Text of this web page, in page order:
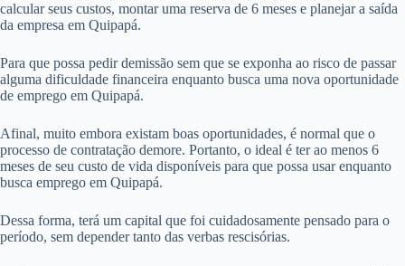
calcular seus custos, montar uma reserva de 6 meses e planejar a saída
da empresa em Quipapá.
Para que possa pedir demissão sem que se exponha ao risco de passar
alguma dificuldade financeira enquanto busca uma nova oportunidade
de emprego em Quipapá.
Afinal, muito embora existam boas oportunidades, é normal que o
processo de contratação demore. Portanto, o ideal é ter ao menos 6
meses de seu custo de vida disponíveis para que possa usar enquanto
busca emprego em Quipapá.
Dessa forma, terá um capital que foi cuidadosamente pensado para o
período, sem depender tanto das verbas rescisórias.